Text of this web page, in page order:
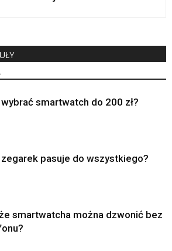
smartwatch do 200 zł?
pasuje do wszystkiego?
smartwatcha można dzwonić bez